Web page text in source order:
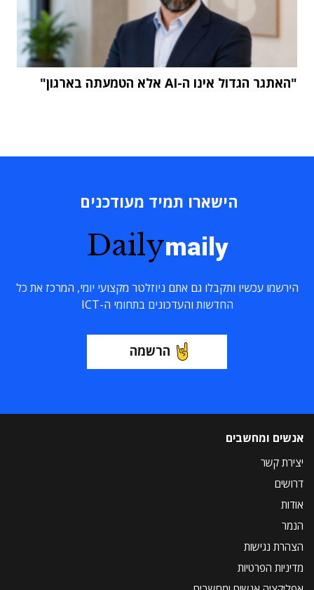
"האתגר הגדול אינו ה-AI אלא הטמעתה בארגון"
הישארו תמיד מעודכנים
Dailymaily
הירשמו עכשיו ותקבלו גם אתם ניוזלטר מקצועי יומי, המרכז את כל
החדשות והעדכונים בתחומי ה-ICT
הרשמה
אנשים ומחשבים
יצירת קשר
דרושים
אודות
הנמר
הצהרת נגישות
מדיניות הפרטיות